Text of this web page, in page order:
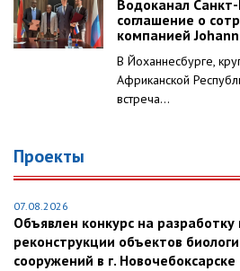
Водоканал
соглашение о
компанией
В Йоханнесбурге,
Африканской
встреча...
Проекты
07.08.2026
Объявлен конкурс на разработку
реконструкции объектов
сооружений в г. Новочебоксарске